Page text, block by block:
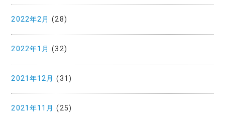
2022年2月 (28)
2022年1月 (32)
2021年12月 (31)
2021年11月 (25)